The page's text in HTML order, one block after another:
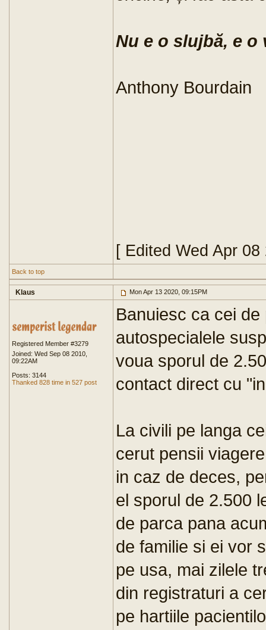
Nu e o slujbă, e o
Anthony Bourdain
[ Edited Wed Apr
Back to top
Klaus Mon Apr 13 2020, 09:15PM
Registered Member #3279
Joined: Wed Sep 08 2010,
09:22AM
Posts: 3144
Thanked 828 time in 527 post
Banuiesc ca cei
autospecialele
voua sporul de
contact direct cu
La civili pe langa
cerut pensii
in caz de deces,
el sporul de 2.500
de parca pana
de familie si ei vor
pe usa, mai zilele
din registraturi a
pe hartiile